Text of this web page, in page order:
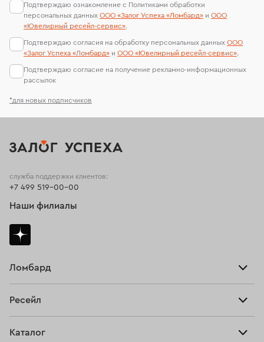
*для новых подписчиков
Подтверждаю ознакомление с Политиками обработки
персональных данных ООО «Залог Успеха «Ломбард» и ООО
«Ювелирный ресейл-сервиc».
Подтверждаю согласия на обработку персональных данных ООО
«Залог Успеха «Ломбард» и ООО «Ювелирный ресейл-сервиc».
Подтверждаю согласие на получение рекламно-информационных
рассылок
Ломбард
Тарифы
Ресейл
Каталог
служба поддержки клиентов:
+7 499 519-00-00
Наши филиалы